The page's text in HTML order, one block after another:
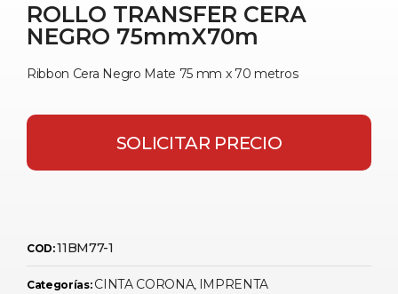
ROLLO TRANSFER CERA
NEGRO 75mmX70m
Ribbon Cera Negro Mate 75 mm x 70 metros
SOLICITAR PRECIO
COD:11BM77-1
Categorías: CINTA CORONA, IMPRENTA